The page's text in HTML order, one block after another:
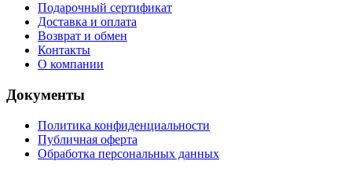
Подарочный сертификат
Доставка и оплата
Возврат и обмен
Контакты
О компании
Документы
Политика конфиденциальности
Публичная оферта
Обработка персональных данных